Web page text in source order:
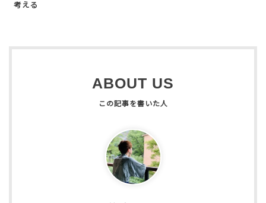
考える
ABOUT US